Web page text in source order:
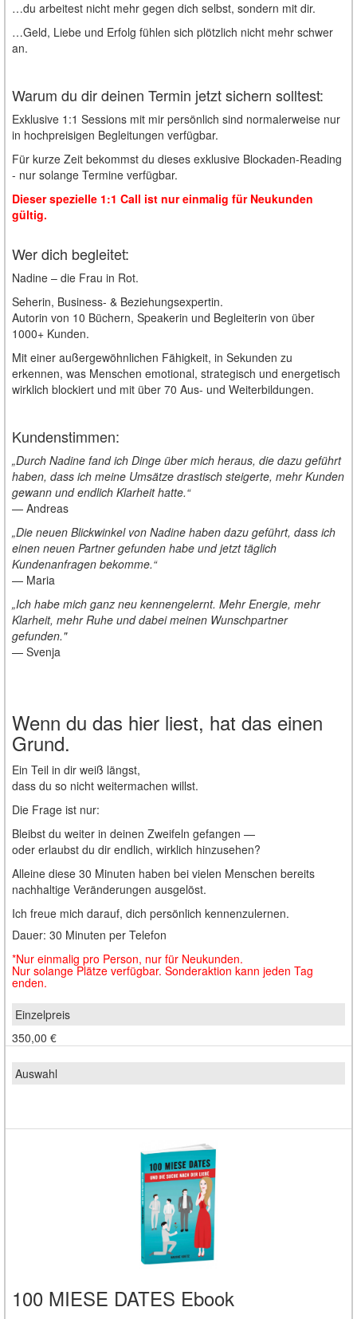
…du arbeitest nicht mehr gegen dich selbst, sondern mit dir.
…Geld, Liebe und Erfolg fühlen sich plötzlich nicht mehr schwer
an.
Warum du dir deinen Termin jetzt sichern solltest:
Exklusive 1:1 Sessions mit mir persönlich sind normalerweise nur
in hochpreisigen Begleitungen verfügbar.
Für kurze Zeit bekommst du dieses exklusive Blockaden-Reading
- nur solange Termine verfügbar.
Dieser spezielle 1:1 Call ist nur einmalig für Neukunden
gültig.
Wer dich begleitet:
Nadine – die Frau in Rot.
Seherin, Business- & Beziehungsexpertin.
Autorin von 10 Büchern, Speakerin und Begleiterin von über
1000+ Kunden.
Mit einer außergewöhnlichen Fähigkeit, in Sekunden zu
erkennen, was Menschen emotional, strategisch und energetisch
wirklich blockiert und mit über 70 Aus- und Weiterbildungen.
Kundenstimmen:
„Durch Nadine fand ich Dinge über mich heraus, die dazu geführt
haben, dass ich meine Umsätze drastisch steigerte, mehr Kunden
gewann und endlich Klarheit hatte.“
— Andreas
„Die neuen Blickwinkel von Nadine haben dazu geführt, dass ich
einen neuen Partner gefunden habe und jetzt täglich
Kundenanfragen bekomme.“
— Maria
„Ich habe mich ganz neu kennengelernt. Mehr Energie, mehr
Klarheit, mehr Ruhe und dabei meinen Wunschpartner
gefunden."
— Svenja
Wenn du das hier liest, hat das einen
Grund.
Ein Teil in dir weiß längst,
dass du so nicht weitermachen willst.
Die Frage ist nur:
Bleibst du weiter in deinen Zweifeln gefangen —
oder erlaubst du dir endlich, wirklich hinzusehen?
Alleine diese 30 Minuten haben bei vielen Menschen bereits
nachhaltige Veränderungen ausgelöst.
Ich freue mich darauf, dich persönlich kennenzulernen.
Dauer: 30 Minuten per Telefon
*Nur einmalig pro Person, nur für Neukunden.
Nur solange Plätze verfügbar. Sonderaktion kann jeden Tag
enden.
350,00 €
100 MIESE DATES Ebook